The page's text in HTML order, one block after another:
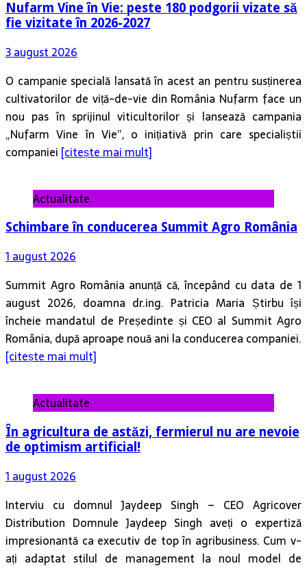
Nufarm Vine în Vie: peste 180 podgorii vizate să
fie vizitate în 2026-2027
3 august 2026
O campanie specială lansată în acest an pentru susținerea
cultivatorilor de viță-de-vie din România Nufarm face un
nou pas în sprijinul viticultorilor și lansează campania
„Nufarm Vine în Vie”, o inițiativă prin care specialiștii
companiei [citește mai mult]
Actualitate
Schimbare în conducerea Summit Agro România
1 august 2026
Summit Agro România anunță că, începând cu data de 1
august 2026, doamna dr.ing. Patricia Maria Știrbu își
încheie mandatul de Președinte și CEO al Summit Agro
România, după aproape nouă ani la conducerea companiei.
[citește mai mult]
Actualitate
În agricultura de astăzi, fermierul nu are nevoie
de optimism artificial!
1 august 2026
Interviu cu domnul Jaydeep Singh – CEO Agricover
Distribution Domnule Jaydeep Singh aveți o expertiză
impresionantă ca executiv de top în agribusiness. Cum v-
ați adaptat stilul de management la noul model de